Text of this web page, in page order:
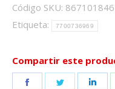
Código SKU:
Etiqueta:
7700736969
Compartir este
Share
Share